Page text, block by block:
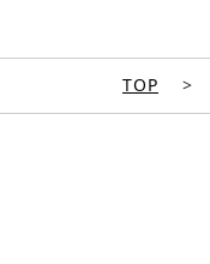
TOP